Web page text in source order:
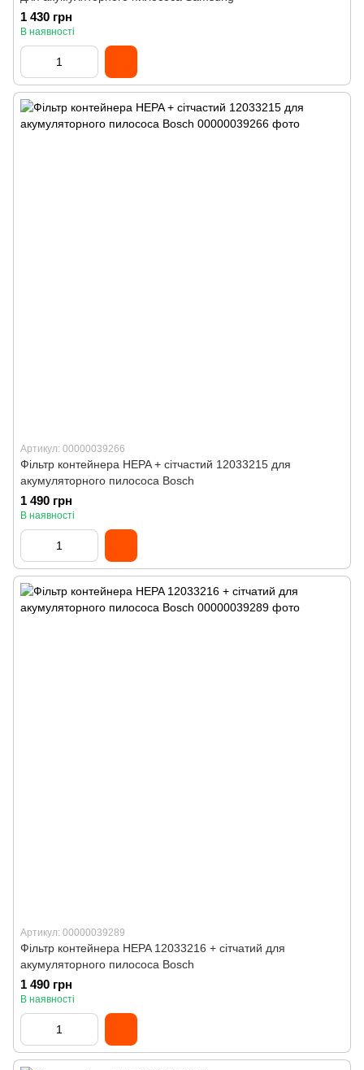
1 430 грн
В наявності
Артикул: 00000039266
Фільтр контейнера HEPA + сітчастий 12033215 для
акумуляторного пилососа Bosch
1 490 грн
В наявності
Артикул: 00000039289
Фільтр контейнера HEPA 12033216 + сітчатий для
акумуляторного пилососа Bosch
1 490 грн
В наявності